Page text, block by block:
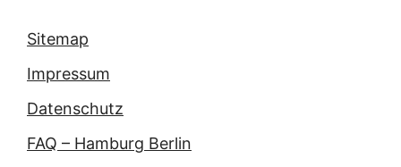
Sitemap
Impressum
Datenschutz
FAQ – Hamburg Berlin